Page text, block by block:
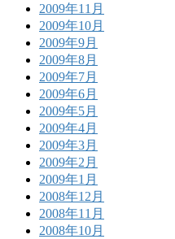
2009年11月
2009年10月
2009年9月
2009年8月
2009年7月
2009年6月
2009年5月
2009年4月
2009年3月
2009年2月
2009年1月
2008年12月
2008年11月
2008年10月